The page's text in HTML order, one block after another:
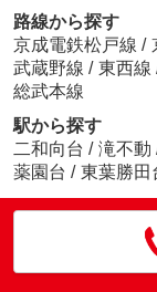
路線から探す
京成電鉄松戸線 /
武蔵野線 / 東西線
総武本線
駅から探す
二和向台 / 滝不動
薬園台 / 東葉勝田